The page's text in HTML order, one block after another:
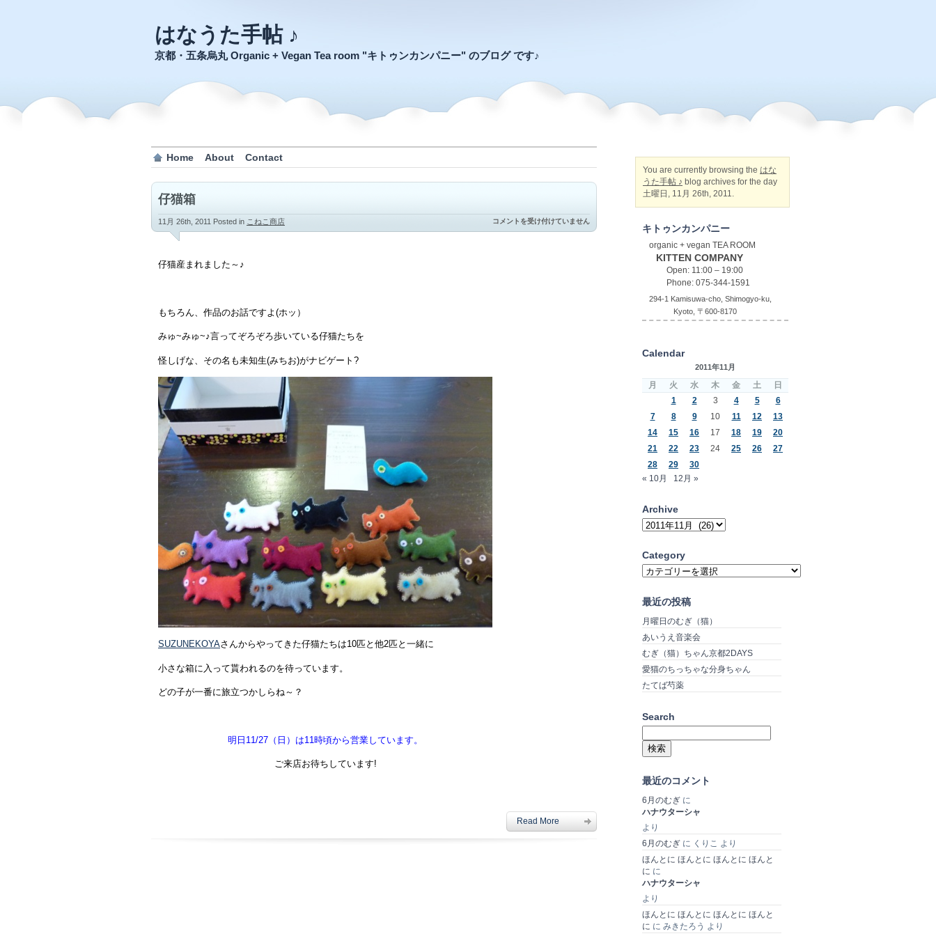
はなうた手帖 ♪
京都・五条烏丸 Organic + Vegan Tea room "キトゥンカンパニー" のブログ です♪
Home About Contact
仔猫箱
11月 26th, 2011 Posted in こねこ商店
仔
猫
コメントを受け付けていません
仔猫産まれました～♪
もちろん、作品のお話ですよ(ホッ）
みゅ~みゅ~♪言ってぞろぞろ歩いている仔猫たちを
怪しげな、その名も未知生(みちお)がナビゲート?
SUZUNEKOYAさんからやってきた仔猫たちは10匹と他2匹と一緒に
小さな箱に入って貰われるのを待っています。
どの子が一番に旅立つかしらね～？
明日11/27（日）は11時頃から営業しています。
ご来店お待ちしています!
Read More
You are currently browsing the はな
うた手帖 ♪ blog archives for the day
土曜日, 11月 26th, 2011.
キトゥンカンパニー
organic + vegan TEA ROOM
KITTEN COMPANY
Open: 11:00 – 19:00
Phone: 075-344-1591
294-1 Kamisuwa-cho, Shimogyo-ku,
Kyoto, 〒600-8170
Calendar
2011年11月
月 火 水 木 金 土
日
1
2 3 4 5
6
7
8 9 10 11 12
13
14
15 16 17 18 19
20
21
22 23 24 25 26
27
28
29
30
« 10月
12月 »
Archive
Archive
Category
Category
最近の投稿
月曜日のむぎ（猫）
あいうえ音楽会
むぎ（猫）ちゃん京都2DAYS
愛猫のちっちゃな分身ちゃん
たてば芍薬
Search
索:
最近のコメント
6月のむぎ に
ハナウターシャ
より
6月のむぎ に くりこ より
ほんとに ほんとに ほんとに ほんと
に に
ハナウターシャ
より
ほんとに ほんとに ほんとに ほんと
に に みきたろう より